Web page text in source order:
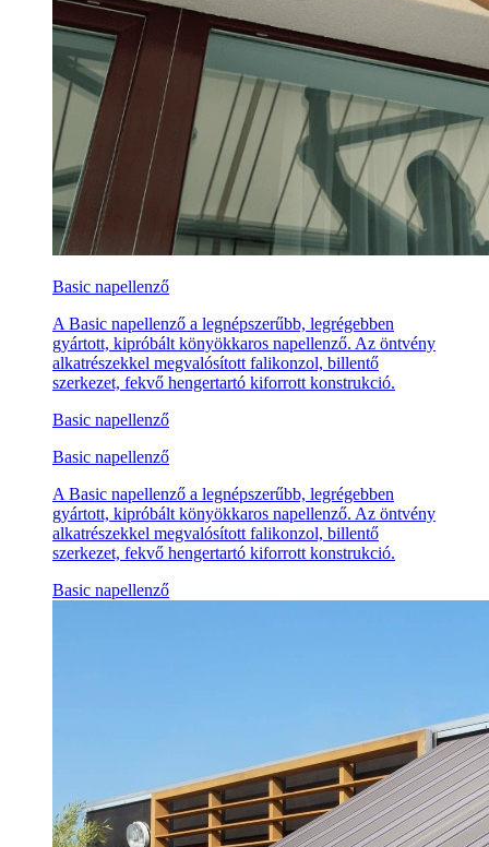
Basic napellenző
A Basic napellenző a legnépszerűbb, legrégebben
gyártott, kipróbált könyökkaros napellenző. Az öntvény
alkatrészekkel megvalósított falikonzol, billentő
szerkezet, fekvő hengertartó kiforrott konstrukció.
Basic napellenző
Basic napellenző
A Basic napellenző a legnépszerűbb, legrégebben
gyártott, kipróbált könyökkaros napellenző. Az öntvény
alkatrészekkel megvalósított falikonzol, billentő
szerkezet, fekvő hengertartó kiforrott konstrukció.
Basic napellenző